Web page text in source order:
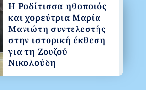
Η Ροδίτισσα ηθοποιός
και χορεύτρια Μαρία
Μανιώτη συντελεστής
στην ιστορική έκθεση
για τη Ζουζού
Νικολούδη